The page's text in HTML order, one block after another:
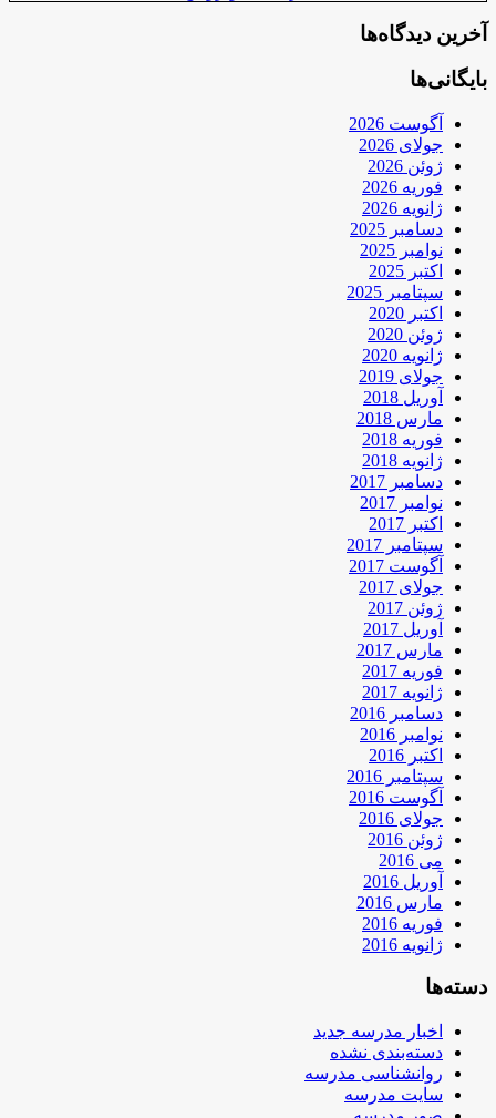
آخرین دیدگاه‌ها
بایگانی‌ها
آگوست 2026
جولای 2026
ژوئن 2026
فوریه 2026
ژانویه 2026
دسامبر 2025
نوامبر 2025
اکتبر 2025
سپتامبر 2025
اکتبر 2020
ژوئن 2020
ژانویه 2020
جولای 2019
آوریل 2018
مارس 2018
فوریه 2018
ژانویه 2018
دسامبر 2017
نوامبر 2017
اکتبر 2017
سپتامبر 2017
آگوست 2017
جولای 2017
ژوئن 2017
آوریل 2017
مارس 2017
فوریه 2017
ژانویه 2017
دسامبر 2016
نوامبر 2016
اکتبر 2016
سپتامبر 2016
آگوست 2016
جولای 2016
ژوئن 2016
می 2016
آوریل 2016
مارس 2016
فوریه 2016
ژانویه 2016
دسته‌ها
اخبار مدرسه جدید
دسته‌بندی نشده
روانشناسی مدرسه
سایت مدرسه